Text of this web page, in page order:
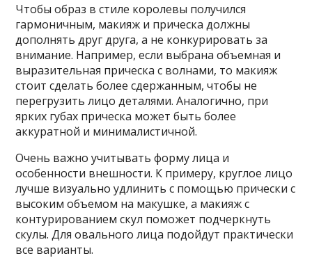
Чтобы образ в стиле королевы получился
гармоничным, макияж и прическа должны
дополнять друг друга, а не конкурировать за
внимание. Например, если выбрана объемная и
выразительная прическа с волнами, то макияж
стоит сделать более сдержанным, чтобы не
перегрузить лицо деталями. Аналогично, при
ярких губах прическа может быть более
аккуратной и минималистичной.
Очень важно учитывать форму лица и
особенности внешности. К примеру, круглое лицо
лучше визуально удлинить с помощью прически с
высоким объемом на макушке, а макияж с
контурированием скул поможет подчеркнуть
скулы. Для овального лица подойдут практически
все варианты.